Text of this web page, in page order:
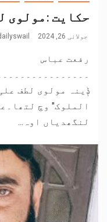
حکایت :مولوی
جولائی 26, 2024
رفعت عباس
ݙینہ مولوی لطف
الملوک" وچ
لنگھدیاں اوہ...